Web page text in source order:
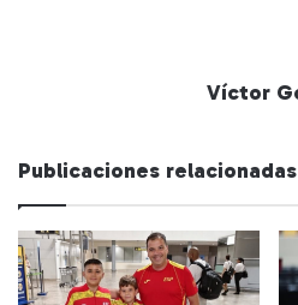
Víctor
Publicaciones relacionadas